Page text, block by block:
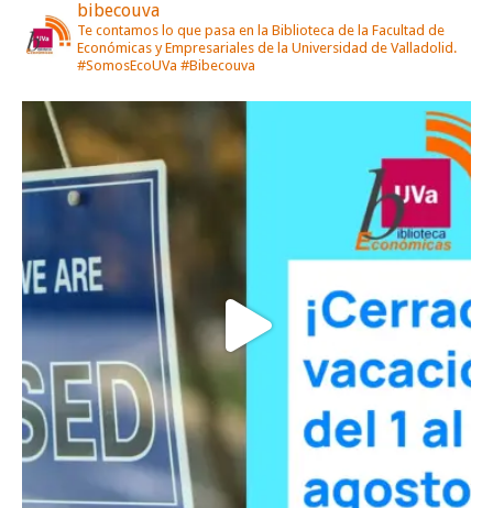
bibecouva
Te contamos lo que pasa en la Biblioteca de la Facultad de
Económicas y Empresariales de la Universidad de Valladolid.
#SomosEcoUVa #Bibecouva